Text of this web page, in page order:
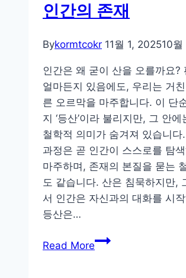
인간의 존재
Bykormtcokr 11월 1, 202510
인간은 왜 굳이 산을 오를까요?
얼마든지 있음에도, 우리는 거
른 오르막을 마주합니다. 이 단
지 ‘등산’이라 불리지만, 그 안
철학적 의미가 숨겨져 있습니다
과정은 곧 인간이 스스로를 탐
마주하며, 존재의 본질을 묻는
도 같습니다. 산은 침묵하지만,
서 인간은 자신과의 대화를 시
등산은…
Read More침